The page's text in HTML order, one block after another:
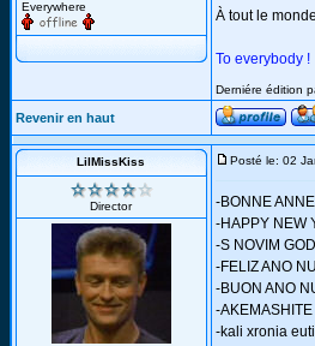
Everywhere
À tout le
To everybody !
Derniére édition
Revenir en haut
LilMissKiss
Director
Posté le: 02
-BONNE
-HAPPY NEW
-S NOVIM
-FELIZ ANO
-BUON ANO
-
-kali xronia